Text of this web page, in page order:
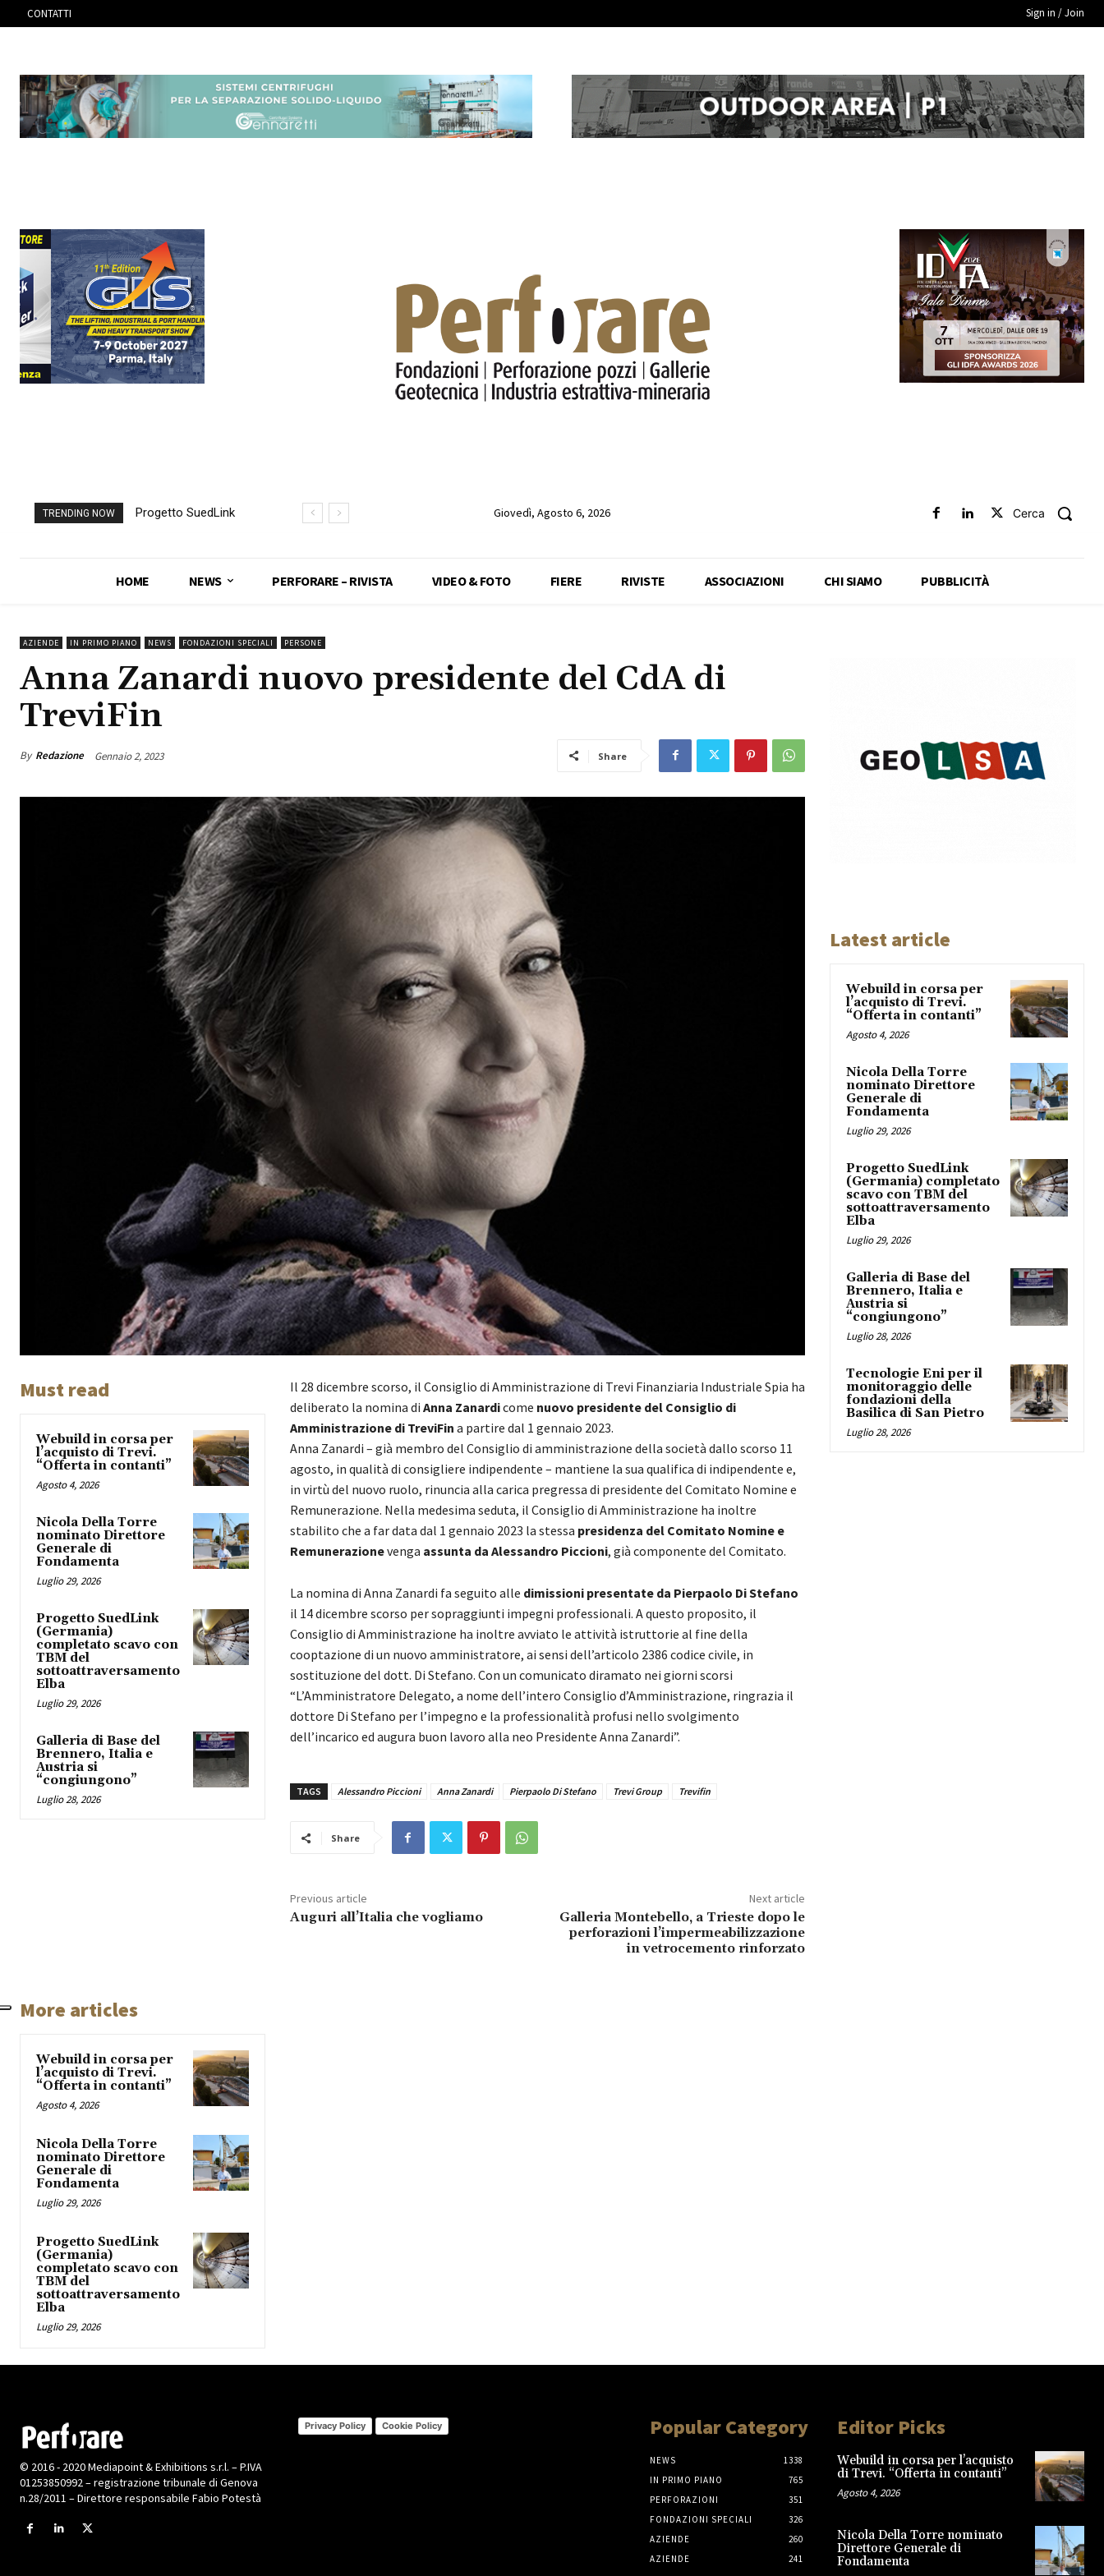
CONTATTI Sign in / Join
TRENDING NOW
Progetto SuedLink
con TBM del
Giovedì, Agosto 6, 2026 Cerca
HOME NEWS PERFORARE – RIVISTA VIDEO & FOTO FIERE RIVISTE ASSOCIAZIONI CHI SIAMO PUBBLICITÀ
AZIENDE IN PRIMO PIANO NEWS FONDAZIONI SPECIALI PERSONE
Anna Zanardi nuovo presidente del CdA di
TreviFin
By Redazione Gennaio 2, 2023 Share
Must read
Webuild in corsa per
l’acquisto di Trevi.
“Offerta in contanti”
Agosto 4, 2026
Nicola Della Torre
nominato Direttore
Generale di
Fondamenta
Luglio 29, 2026
Progetto SuedLink
(Germania)
completato scavo con
TBM del
sottoattraversamento
Elba
Luglio 29, 2026
Galleria di Base del
Brennero, Italia e
Austria si
“congiungono”
Luglio 28, 2026
Il 28 dicembre scorso, il Consiglio di Amministrazione di Trevi Finanziaria Industriale Spia ha
deliberato la nomina di Anna Zanardicome nuovo presidente del Consiglio di
Amministrazione di TreviFin a partire dal 1 gennaio 2023.
Anna Zanardi – già membro del Consiglio di amministrazione della società dallo scorso 11
agosto, in qualità di consigliere indipendente – mantiene la sua qualifica di indipendente e,
in virtù del nuovo ruolo, rinuncia alla carica pregressa di presidente del Comitato Nomine e
Remunerazione. Nella medesima seduta, il Consiglio di Amministrazione ha inoltre
stabilito che a far data dal 1 gennaio 2023 la stessa presidenza del Comitato Nomine e
Remunerazionevenga assunta da Alessandro Piccioni, già componente del Comitato.
La nomina di Anna Zanardi fa seguito alle dimissioni presentate da Pierpaolo Di Stefano
il 14 dicembre scorso per sopraggiunti impegni professionali. A questo proposito, il
Consiglio di Amministrazione ha inoltre avviato le attività istruttorie al fine della
cooptazione di un nuovo amministratore, ai sensi dell’articolo 2386 codice civile, in
sostituzione del dott. Di Stefano. Con un comunicato diramato nei giorni scorsi
“L’Amministratore Delegato, a nome dell’intero Consiglio d’Amministrazione, ringrazia il
dottore Di Stefano per l’impegno e la professionalità profusi nello svolgimento
dell’incarico ed augura buon lavoro alla neo Presidente Anna Zanardi”.
TAGS Alessandro Piccioni Anna Zanardi Pierpaolo Di Stefano Trevi Group Trevifin
Share
Previous article
Auguri all’Italia che vogliamo
Next article
Galleria Montebello, a Trieste dopo le
perforazioni l’impermeabilizzazione
in vetrocemento rinforzato
More articles
Webuild in corsa per
l’acquisto di Trevi.
“Offerta in contanti”
Agosto 4, 2026
Nicola Della Torre
nominato Direttore
Generale di
Fondamenta
Luglio 29, 2026
Progetto SuedLink
(Germania)
completato scavo con
TBM del
sottoattraversamento
Elba
Luglio 29, 2026
Latest article
Webuild in corsa per
l’acquisto di Trevi.
“Offerta in contanti”
Agosto 4, 2026
Nicola Della Torre
nominato Direttore
Generale di
Fondamenta
Luglio 29, 2026
Progetto SuedLink
(Germania) completato
scavo con TBM del
sottoattraversamento
Elba
Luglio 29, 2026
Galleria di Base del
Brennero, Italia e
Austria si
“congiungono”
Luglio 28, 2026
Tecnologie Eni per il
monitoraggio delle
fondazioni della
Basilica di San Pietro
Luglio 28, 2026
© 2016 - 2020 Mediapoint & Exhibitions s.r.l. – P.IVA
01253850992 – registrazione tribunale di Genova
n.28/2011 – Direttore responsabile Fabio Potestà
Privacy Policy Cookie Policy Popular Category
NEWS
1338
IN PRIMO PIANO
765
PERFORAZIONI
351
FONDAZIONI SPECIALI
326
AZIENDE
260
AZIENDE
241
Editor Picks
Webuild in corsa per l’acquisto
di Trevi. “Offerta in contanti”
Agosto 4, 2026
Nicola Della Torre nominato
Direttore Generale di
Fondamenta